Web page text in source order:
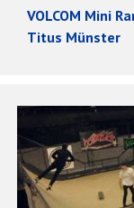
VOLCOM Mini
Titus Münster